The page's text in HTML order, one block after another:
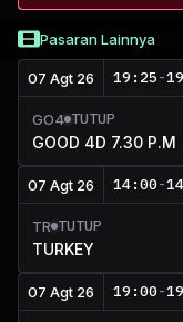
Pasaran Lainnya
07 Agt 26 19:25-
GO4 TUTUP
GOOD 4D 7.30 P.M
07 Agt 26 14:00-
TR TUTUP
TURKEY
07 Agt 26 19:00-